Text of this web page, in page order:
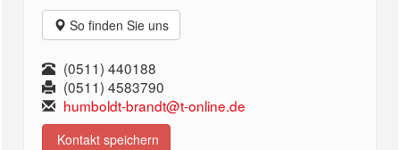
So finden Sie uns
(0511) 440188
(0511) 4583790
humboldt-brandt@t-online.de
Kontakt speichern